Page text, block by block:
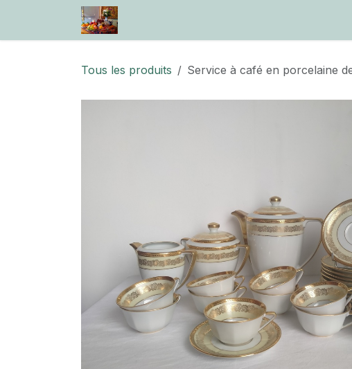
Se rendre au contenu
Tous les produits Service à café en porcelaine